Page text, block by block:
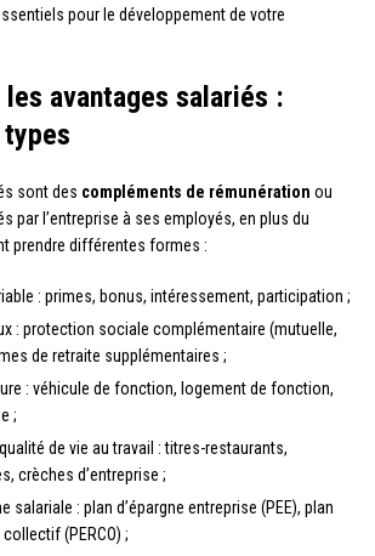
pour le développement de votre
les avantages salariés :
sont des compléments de rémunération ou
par l’entreprise à ses employés, en plus du
prendre différentes formes :
: primes, bonus, intéressement, participation ;
: protection sociale complémentaire (mutuelle,
de retraite supplémentaires ;
: véhicule de fonction, logement de fonction,
;
de vie au travail : titres-restaurants,
crèches d’entreprise ;
salariale : plan d’épargne entreprise (PEE), plan
(PERCO) ;